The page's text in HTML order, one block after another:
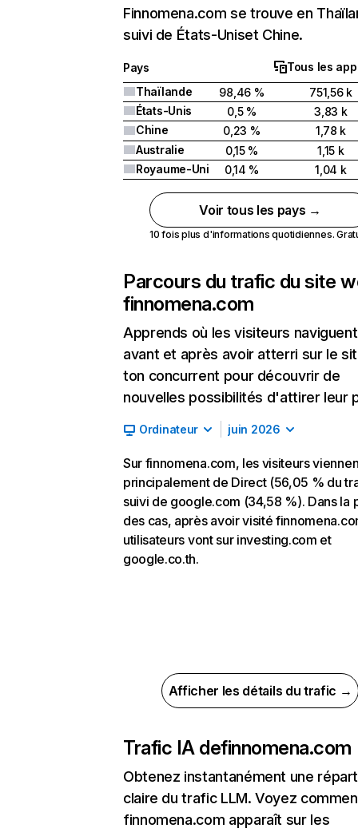
Finnomena.com se trouve en
suivi de États-Uniset Chine.
Pays
Tous les
Thaïlande
98,46 %
751,56 k
États-Unis
0,5 %
3,83 k
Chine
0,23 %
1,78 k
Australie
0,15 %
1,15 k
Royaume-Uni
0,14 % 1,04 k
Voir tous les pays →
10 fois plus d'informations quotidiennes.
Parcours du trafic du site
finnomena.com
Apprends où les visiteurs naviguent
avant et après avoir atterri sur le
ton concurrent pour découvrir de
nouvelles possibilités d'attirer leur
Ordinateur juin 2026
Sur finnomena.com, les visiteurs
principalement de Direct (56,05 % du
suivi de google.com (34,58 %). Dans la
des cas, après avoir visité
utilisateurs vont sur investing.com et
google.co.th.
Afficher les détails du trafic →
Trafic IA definnomena.com
Obtenez instantanément une
claire du trafic LLM. Voyez
finnomena.com apparaît sur les